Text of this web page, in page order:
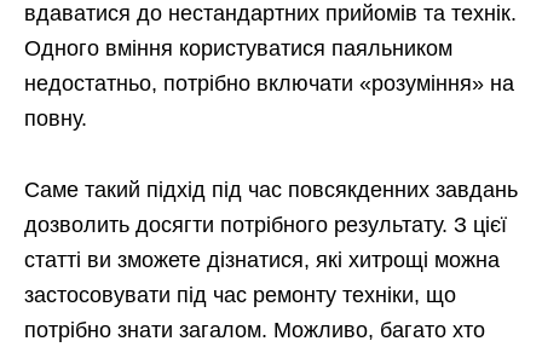
вдаватися до нестандартних прийомів та технік.
Одного вміння користуватися паяльником
недостатньо, потрібно включати «розуміння» на
повну.
Саме такий підхід під час повсякденних завдань
дозволить досягти потрібного результату. З цієї
статті ви зможете дізнатися, які хитрощі можна
застосовувати під час ремонту техніки, що
потрібно знати загалом. Можливо, багато хто